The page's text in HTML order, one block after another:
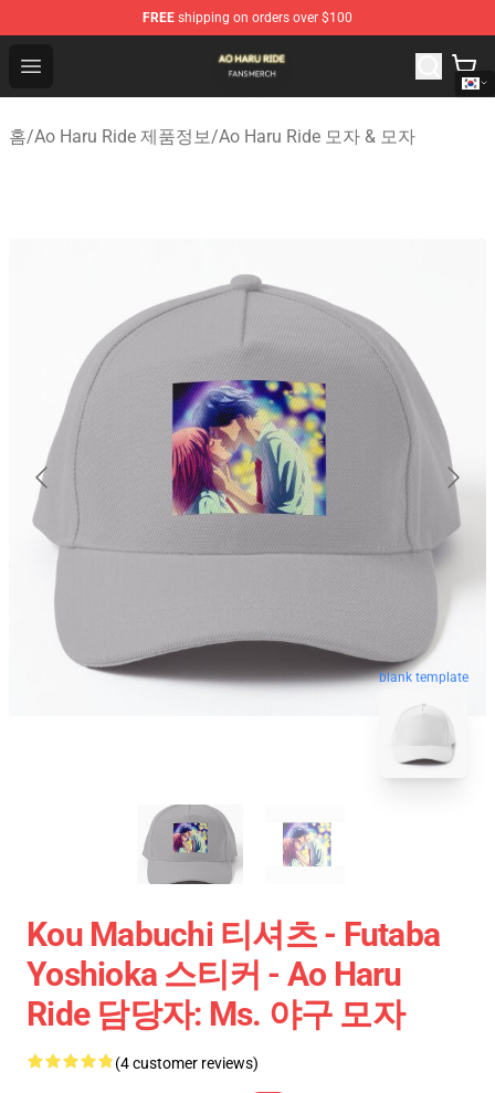
FREE shipping on orders over $100
Open menu
Ao Haru Ride Shop - Official Ao Haru Ride Merchandise
홈/Ao Haru Ride 제품정보/Ao Haru Ride 모자 & 모자
blank template
Kou Mabuchi 티셔츠 - Futaba
Yoshioka 스티커 - Ao Haru
Ride 담당자: Ms. 야구 모자
(4 customer reviews)